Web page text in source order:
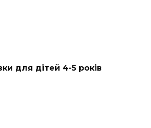
для дітей 4-5 років